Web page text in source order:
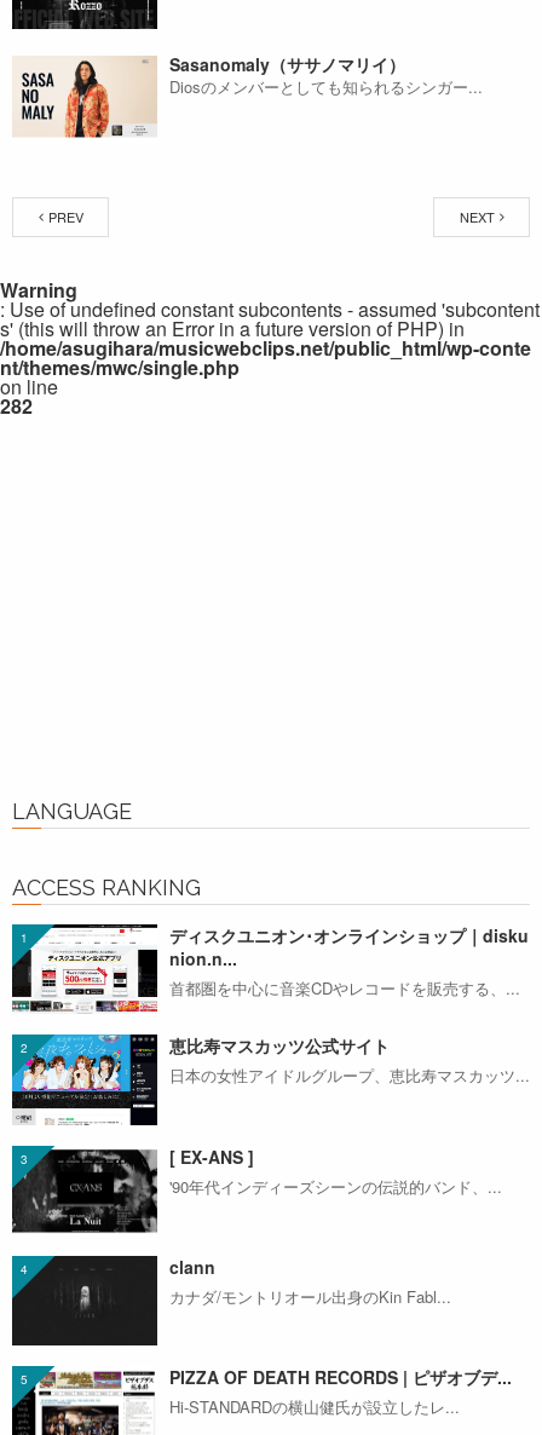
Sasanomaly（ササノマリイ）
Diosのメンバーとしても知られるシンガー...
PREV NEXT
Warning
: Use of undefined constant subcontents - assumed 'subcontent
s' (this will throw an Error in a future version of PHP) in
/home/asugihara/musicwebclips.net/public_html/wp-conte
nt/themes/mwc/single.php
on line
282
LANGUAGE
ACCESS RANKING
ディスクユニオン･オンラインショップ｜disku
nion.n...
首都圏を中心に音楽CDやレコードを販売する、...
恵比寿マスカッツ公式サイト
日本の女性アイドルグループ、恵比寿マスカッツ...
[ EX-ANS ]
'90年代インディーズシーンの伝説的バンド、...
clann
カナダ/モントリオール出身のKin Fabl...
PIZZA OF DEATH RECORDS | ピザオブデ...
Hi-STANDARDの横山健氏が設立したレ...